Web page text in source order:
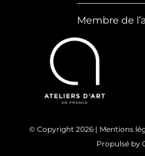
Membre de
© Copyright 2026 | Mentions
Propulsé by